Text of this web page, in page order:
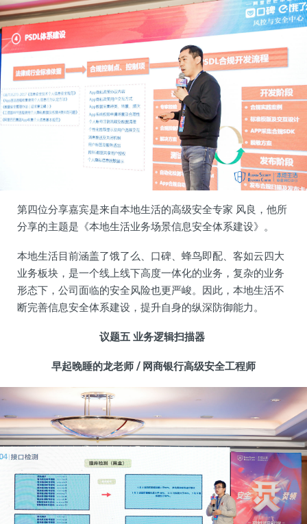
第四位分享嘉宾是来自本地生活的高级安全专家 风良，他所
分享的主题是《本地生活业务场景信息安全体系建设》。
本地生活目前涵盖了饿了么、口碑、蜂鸟即配、客如云四大
业务板块，是一个线上线下高度一体化的业务，复杂的业务
形态下，公司面临的安全风险也更严峻。因此，本地生活不
断完善信息安全体系建设，提升自身的纵深防御能力。
议题五 业务逻辑扫描器
早起晚睡的龙老师 / 网商银行高级安全工程师